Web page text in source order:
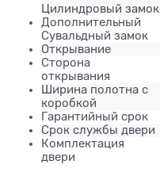
Цилиндровый замок
Дополнительный
Сувальдный замок
Открывание
Сторона
открывания
Ширина полотна с
коробкой
Гарантийный срок
Срок службы двери
Комплектация
двери